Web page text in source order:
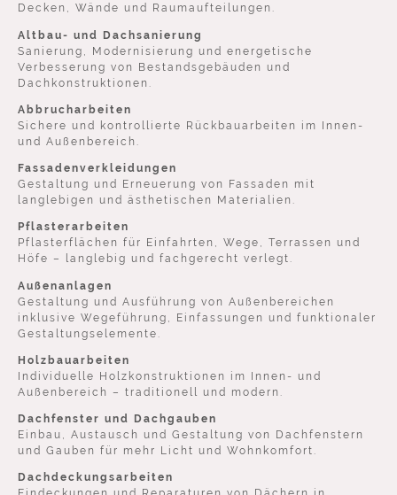
Decken, Wände und Raumaufteilungen.
Altbau- und Dachsanierung
Sanierung, Modernisierung und energetische
Verbesserung von Bestandsgebäuden und
Dachkonstruktionen.
Abbrucharbeiten
Sichere und kontrollierte Rückbauarbeiten im Innen-
und Außenbereich.
Fassadenverkleidungen
Gestaltung und Erneuerung von Fassaden mit
langlebigen und ästhetischen Materialien.
Pflasterarbeiten
Pflasterflächen für Einfahrten, Wege, Terrassen und
Höfe – langlebig und fachgerecht verlegt.
Außenanlagen
Gestaltung und Ausführung von Außenbereichen
inklusive Wegeführung, Einfassungen und funktionaler
Gestaltungselemente.
Holzbauarbeiten
Individuelle Holzkonstruktionen im Innen- und
Außenbereich – traditionell und modern.
Dachfenster und Dachgauben
Einbau, Austausch und Gestaltung von Dachfenstern
und Gauben für mehr Licht und Wohnkomfort.
Dachdeckungsarbeiten